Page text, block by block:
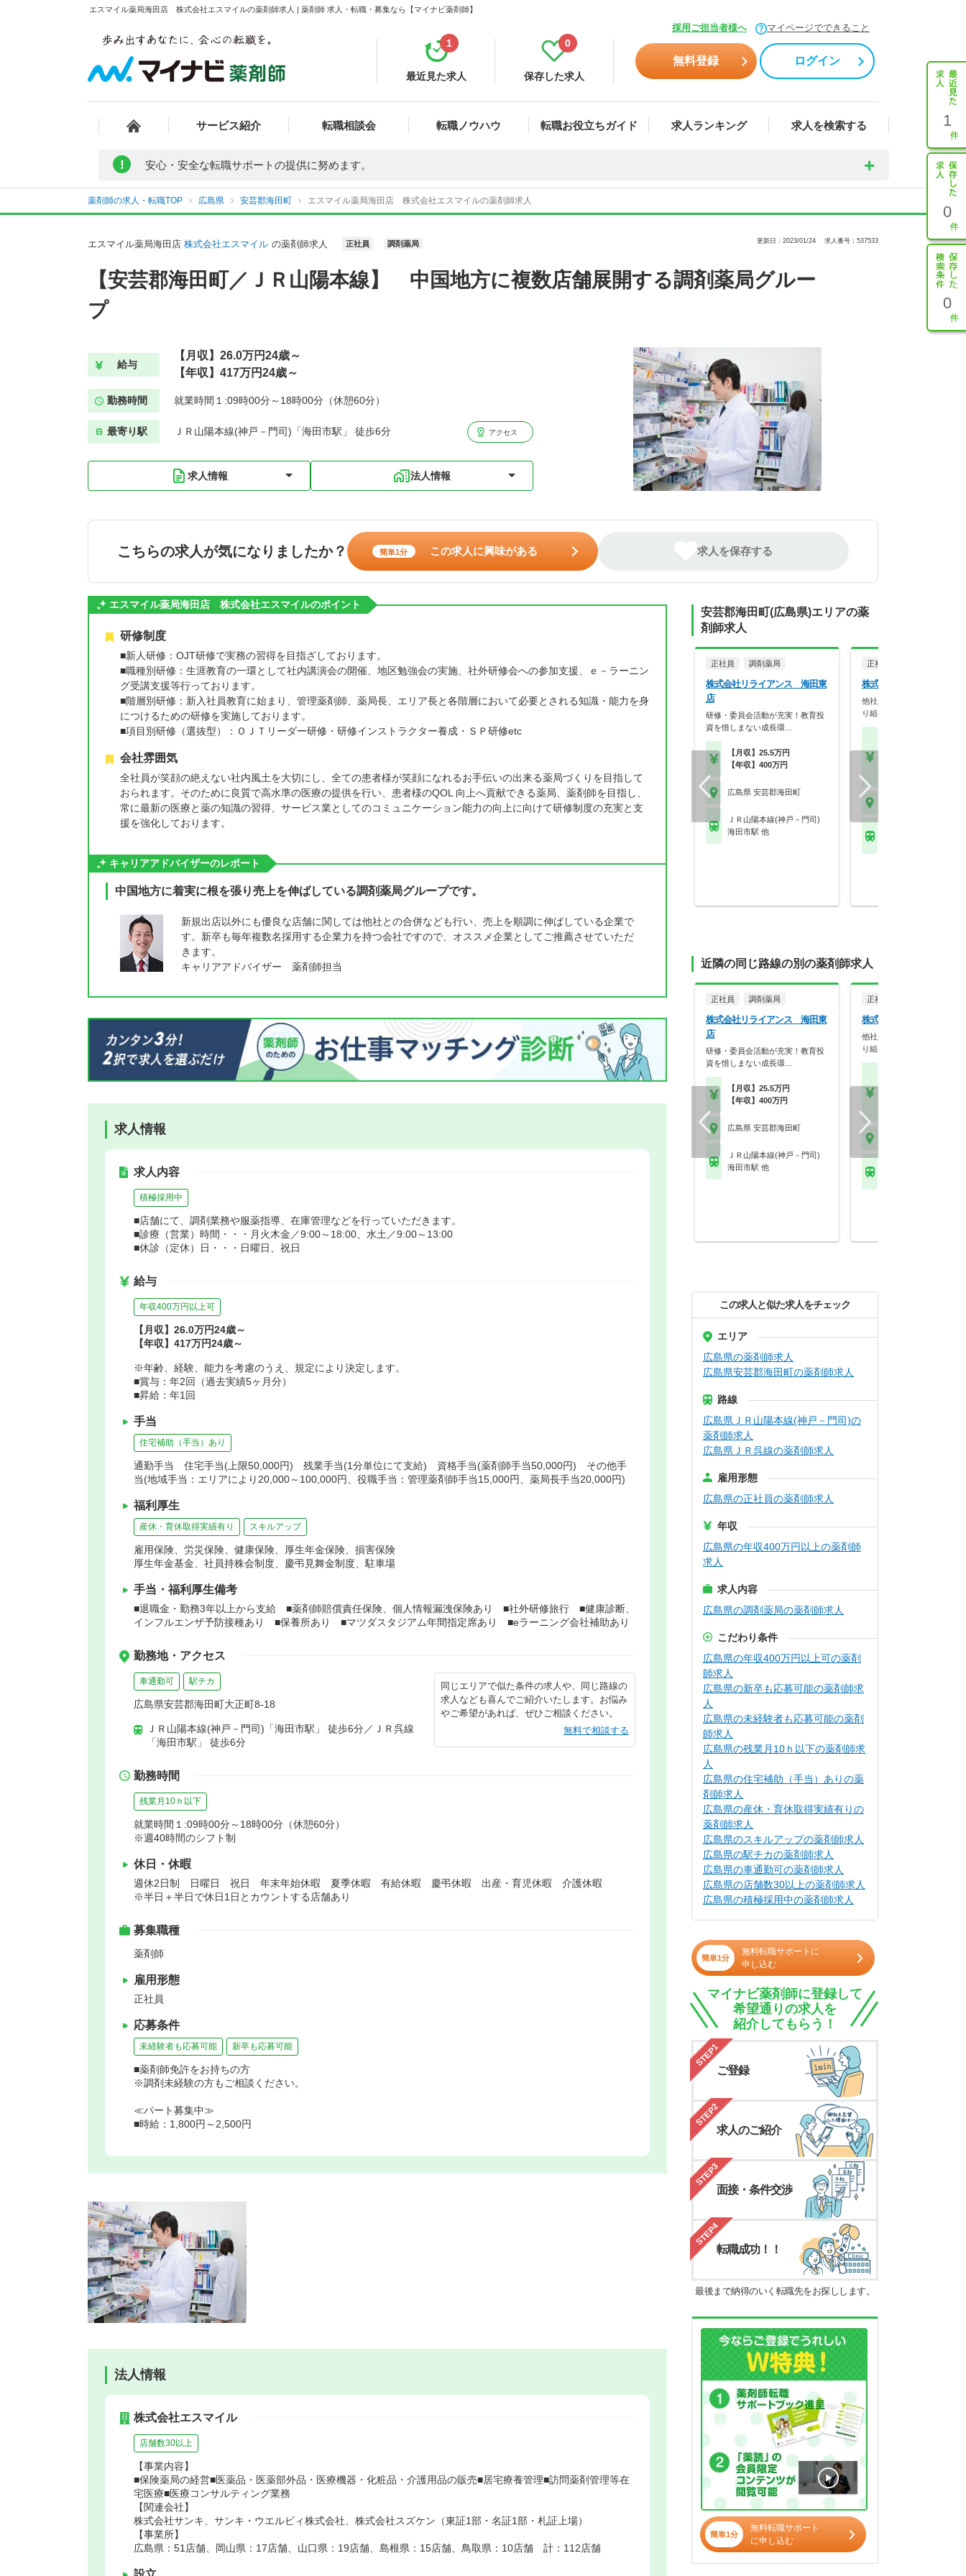
エスマイル薬局海田店 株式会社エスマイルの薬剤師求人 | 薬剤師 求人・転職・募集なら【マイナビ薬剤師】
採用ご担当者様へ マイページでできること
最近見た求人
1
保存した求人
0
無料登録 ログイン
サービス紹介 転職相談会 転職ノウハウ 転職お役立ちガイド 求人ランキング 求人を検索する 1
0
0
! 安心・安全な転職サポートの提供に努めます。
薬剤師の求人・転職TOP 広島県 安芸郡海田町 エスマイル薬局海田店 株式会社エスマイルの薬剤師求人
エスマイル薬局海田店 株式会社エスマイル の薬剤師求人 正社員 調剤薬局 更新日：2023/01/24 求人番号：537533
【安芸郡海田町／ＪＲ山陽本線】 中国地方に複数店舗展開する調剤薬局グルー
プ
給与
【月収】26.0万円24歳～
【年収】417万円24歳～
勤務時間 就業時間１:09時00分～18時00分（休憩60分）
最寄り駅 ＪＲ山陽本線(神戸－門司)「海田市駅」 徒歩6分 アクセス
求人情報 法人情報
こちらの求人が気になりましたか？ 簡単1分 この求人に興味がある 求人を保存する
エスマイル薬局海田店 株式会社エスマイルのポイント
研修制度
■新人研修：OJT研修で実務の習得を目指ざしております。
■職種別研修：生涯教育の一環として社内講演会の開催、地区勉強会の実施、社外研修会への参加支援、ｅ－ラーニン
グ受講支援等行っております。
■階層別研修：新入社員教育に始まり、管理薬剤師、薬局長、エリア長と各階層において必要とされる知識・能力を身
につけるための研修を実施しております。
■項目別研修（選抜型）：ＯＪＴリーダー研修・研修インストラクター養成・ＳＰ研修etc
会社雰囲気
全社員が笑顔の絶えない社内風土を大切にし、全ての患者様が笑顔になれるお手伝いの出来る薬局づくりを目指して
おられます。そのために良質で高水準の医療の提供を行い、患者様のQOL 向上へ貢献できる薬局、薬剤師を目指し、
常に最新の医療と薬の知識の習得、サービス業としてのコミュニケーション能力の向上に向けて研修制度の充実と支
援を強化しております。
キャリアアドバイザーのレポート
中国地方に着実に根を張り売上を伸ばしている調剤薬局グループです。
新規出店以外にも優良な店舗に関しては他社との合併なども行い、売上を順調に伸ばしている企業で
す。新卒も毎年複数名採用する企業力を持つ会社ですので、オススメ企業としてご推薦させていただ
きます。
キャリアアドバイザー 薬剤師担当
求人情報
求人内容
積極採用中
■店舗にて、調剤業務や服薬指導、在庫管理などを行っていただきます。
■診療（営業）時間・・・月火木金／9:00～18:00、水土／9:00～13:00
■休診（定休）日・・・日曜日、祝日
給与
年収400万円以上可
【月収】26.0万円24歳～
【年収】417万円24歳～
※年齢、経験、能力を考慮のうえ、規定により決定します。
■賞与：年2回（過去実績5ヶ月分）
■昇給：年1回
手当
住宅補助（手当）あり
通勤手当 住宅手当(上限50,000円) 残業手当(1分単位にて支給) 資格手当(薬剤師手当50,000円) その他手
当(地域手当：エリアにより20,000～100,000円、役職手当：管理薬剤師手当15,000円、薬局長手当20,000円)
福利厚生
産休・育休取得実績有り スキルアップ
雇用保険、労災保険、健康保険、厚生年金保険、損害保険
厚生年金基金、社員持株会制度、慶弔見舞金制度、駐車場
手当・福利厚生備考
■退職金・勤務3年以上から支給 ■薬剤師賠償責任保険、個人情報漏洩保険あり ■社外研修旅行 ■健康診断、
インフルエンザ予防接種あり ■保養所あり ■マツダスタジアム年間指定席あり ■eラーニング会社補助あり
勤務地・アクセス
車通勤可 駅チカ
広島県安芸郡海田町大正町8-18
ＪＲ山陽本線(神戸－門司)「海田市駅」 徒歩6分／ＪＲ呉線
「海田市駅」 徒歩6分
同じエリアで似た条件の求人や、同じ路線の
求人なども喜んでご紹介いたします。お悩み
やご希望があれば、ぜひご相談ください。
無料で相談する
勤務時間
残業月10ｈ以下
就業時間１:09時00分～18時00分（休憩60分）
※週40時間のシフト制
休日・休暇
週休2日制 日曜日 祝日 年末年始休暇 夏季休暇 有給休暇 慶弔休暇 出産・育児休暇 介護休暇
※半日＋半日で休日1日とカウントする店舗あり
募集職種
薬剤師
雇用形態
正社員
応募条件
未経験者も応募可能 新卒も応募可能
■薬剤師免許をお持ちの方
※調剤未経験の方もご相談ください。
≪パート募集中≫
■時給：1,800円～2,500円
法人情報
株式会社エスマイル
店舗数30以上
【事業内容】
■保険薬局の経営■医薬品・医薬部外品・医療機器・化粧品・介護用品の販売■居宅療養管理■訪問薬剤管理等在
宅医療■医療コンサルティング業務
【関連会社】
株式会社サンキ、サンキ・ウエルビィ株式会社、株式会社スズケン（東証1部・名証1部・札証上場）
【事業所】
広島県：51店舗、岡山県：17店舗、山口県：19店舗、島根県：15店舗、鳥取県：10店舗 計：112店舗
安芸郡海田町(広島県)エリアの薬
剤師求人
正社員 調剤薬局
株式会社リライアンス 海田東
店
研修・委員会活動が充実！教育投
資を惜しまない成長環…
【月収】25.5万円
【年収】400万円
広島県 安芸郡海田町
ＪＲ山陽本線(神戸－門司)
海田市駅 他
正社員
株式会社ホロン 海田店
他社がしていない事を積極的
り組む調剤薬局グルー…
近隣の同じ路線の別の薬剤師求人
正社員 調剤薬局
株式会社リライアンス 海田東
店
研修・委員会活動が充実！教育投
資を惜しまない成長環…
【月収】25.5万円
【年収】400万円
広島県 安芸郡海田町
ＪＲ山陽本線(神戸－門司)
海田市駅 他
正社員
株式会社ホロン 海田店
他社がしていない事を積極的
り組む調剤薬局グルー…
この求人と似た求人をチェック
エリア
広島県の薬剤師求人
広島県安芸郡海田町の薬剤師求人
路線
広島県ＪＲ山陽本線(神戸－門司)の
薬剤師求人
広島県ＪＲ呉線の薬剤師求人
雇用形態
広島県の正社員の薬剤師求人
年収
広島県の年収400万円以上の薬剤師
求人
求人内容
広島県の調剤薬局の薬剤師求人
こだわり条件
広島県の年収400万円以上可の薬剤
師求人
広島県の新卒も応募可能の薬剤師求
人
広島県の未経験者も応募可能の薬剤
師求人
広島県の残業月10ｈ以下の薬剤師求
人
広島県の住宅補助（手当）ありの薬
剤師求人
広島県の産休・育休取得実績有りの
薬剤師求人
広島県のスキルアップの薬剤師求人
広島県の駅チカの薬剤師求人
広島県の車通勤可の薬剤師求人
広島県の店舗数30以上の薬剤師求人
広島県の積極採用中の薬剤師求人
簡単1分
無料転職サポートに
申し込む
マイナビ薬剤師に登録して
希望通りの求人を
紹介してもらう！
STEP1
ご登録
STEP2
求人のご紹介
STEP3
面接・条件交渉
STEP4
転職成功！！
最後まで納得のいく転職先をお探しします。
簡単1分
無料転職サポート
に申し込む